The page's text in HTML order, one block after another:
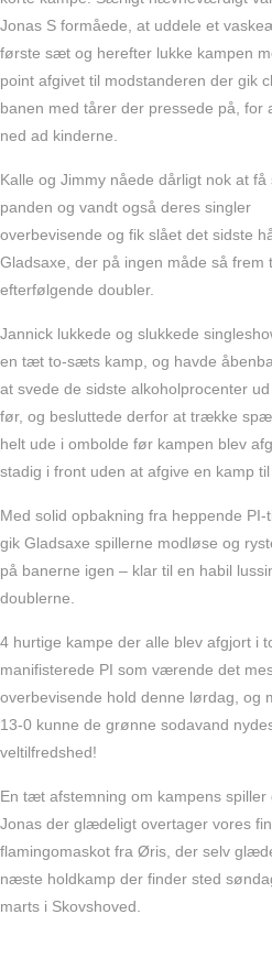
Jonas S formåede, at uddele et
første sæt og herefter lukke kampen
point afgivet til modstanderen der gik
banen med tårer der pressede på, for
ned ad kinderne.
Kalle og Jimmy nåede dårligt nok at få
panden og vandt også deres singler
overbevisende og fik slået det sidste
Gladsaxe, der på ingen måde så frem
efterfølgende doubler.
Jannick lukkede og slukkede
en tæt to-sæts kamp, og havde
at svede de sidste alkoholprocenter
før, og besluttede derfor at trække
helt ude i ombolde før kampen blev
stadig i front uden at afgive en kamp til
Med solid opbakning fra heppende PI-
gik Gladsaxe spillerne modløse og
på banerne igen – klar til en habil
doublerne.
4 hurtige kampe der alle blev afgjort i
manifisterede PI som værende det
overbevisende hold denne lørdag, og
13-0 kunne de grønne sodavand
veltilfredshed!
En tæt afstemning om kampens spiller
Jonas der glædeligt overtager vores
flamingomaskot fra Øris, der selv
næste holdkamp der finder sted
marts i Skovshoved.